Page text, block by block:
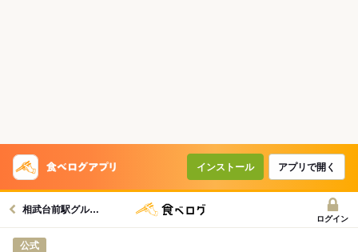
インストール アプリで開く
相武台前駅グルメへ
ログイン
公式